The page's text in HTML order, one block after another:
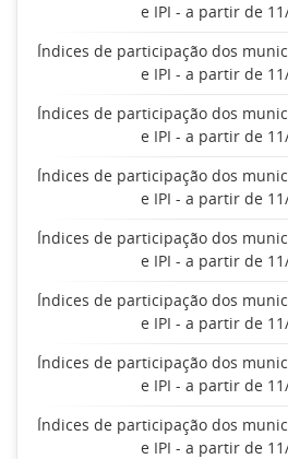
e IPI - a partir de
Índices de participação dos
e IPI - a partir de
Índices de participação dos
e IPI - a partir de
Índices de participação dos
e IPI - a partir de
Índices de participação dos
e IPI - a partir de
Índices de participação dos
e IPI - a partir de
Índices de participação dos
e IPI - a partir de
Índices de participação dos
e IPI - a partir de